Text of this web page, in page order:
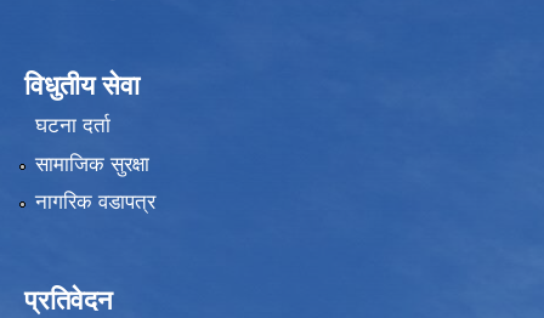
विधुतीय सेवा
घटना दर्ता
सामाजिक सुरक्षा
नागरिक वडापत्र
प्रतिवेदन